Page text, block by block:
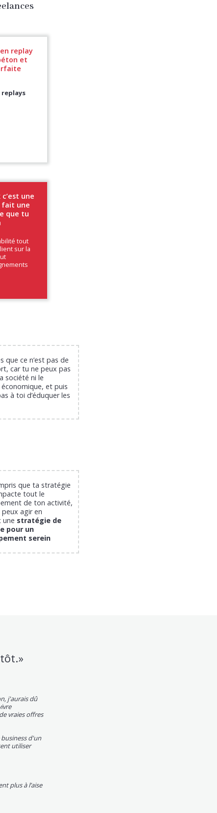
replay
et
une
fait une
que tu
tout
sur la
que ce n’est pas de
car tu ne peux pas
société ni le
et puis
à toi d’éduquer les
que ta stratégie
tout le
de ton activité,
agir en
stratégie de
pour un
serein
j'aurais dû
vraies offres
d'un
utiliser
plus à l’aise